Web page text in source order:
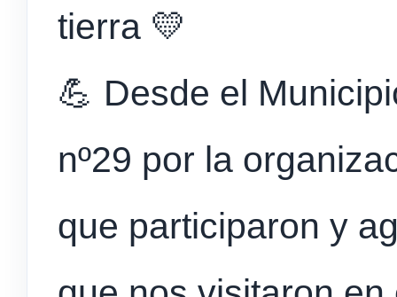
tierra 💛
💪 Desde el
nº29 por la
que participaron y